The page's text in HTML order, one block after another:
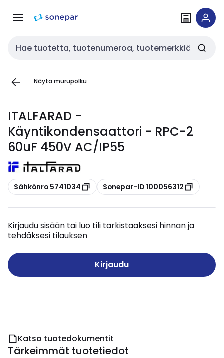
navigointiinsisältöön
Haku
Näytä murupolku
ITALFARAD -
Käyntikondensaattori - RPC-2
60uF 450V AC/IP55
Kopioi
Sähkönro 5741034 Kopioi
Sonepar-ID 100056312
Kirjaudu sisään tai luo tili tarkistaaksesi hinnan ja
tehdäksesi tilauksen
Kirjaudu
Katso tuotedokumentit
Tärkeimmät tuotetiedot